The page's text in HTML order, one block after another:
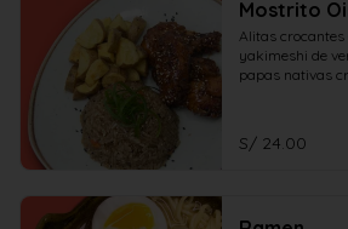
Mostrito
Alitas
yakimeshi de
papas nativas
S/ 24.00